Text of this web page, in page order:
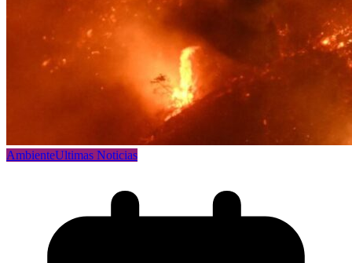
AmbienteUltimas Noticias